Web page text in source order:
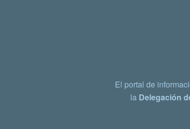
El portal de
la Delegación